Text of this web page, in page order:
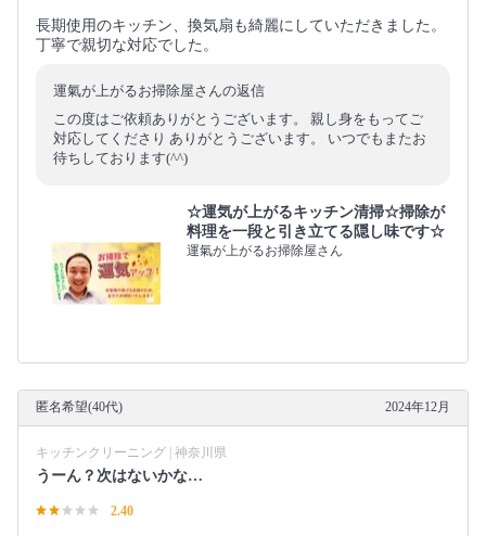
長期使用のキッチン、換気扇も綺麗にしていただきました。
丁寧で親切な対応でした。
運氣が上がるお掃除屋さんの返信
この度はご依頼ありがとうございます。 親し身をもってご
対応してくださり ありがとうございます。 いつでもまたお
待ちしております(^^)
☆運気が上がるキッチン清掃☆掃除が
料理を一段と引き立てる隠し味です☆
運氣が上がるお掃除屋さん
匿名希望(40代) 2024年12月
キッチンクリーニング | 神奈川県
うーん？次はないかな…
2.40